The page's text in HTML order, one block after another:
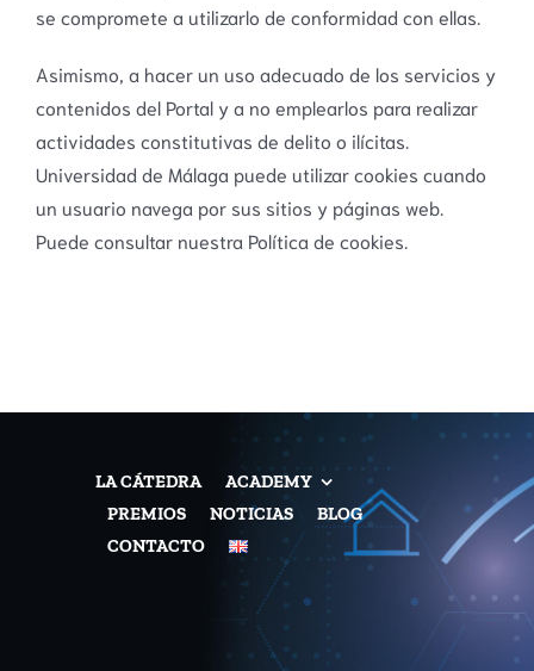
se compromete a utilizarlo de conformidad con ellas.
Asimismo, a hacer un uso adecuado de los servicios y
contenidos del Portal y a no emplearlos para realizar
actividades constitutivas de delito o ilícitas.
Universidad de Málaga puede utilizar cookies cuando
un usuario navega por sus sitios y páginas web.
Puede consultar nuestra Política de cookies.
LA CÁTEDRA
ACADEMY
PREMIOS
NOTICIAS
BLOG
CONTACTO